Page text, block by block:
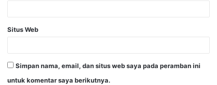
Situs Web
Simpan nama, email, dan situs web saya pada peramban ini
untuk komentar saya berikutnya.